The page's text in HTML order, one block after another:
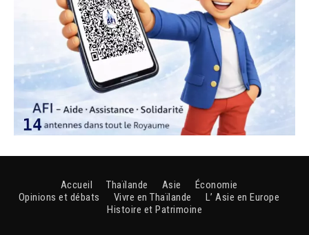
Accueil Thaïlande Asie
Économie
Opinions et débats
Vivre en Thaïlande
L’ Asie en Europe
Histoire et Patrimoine